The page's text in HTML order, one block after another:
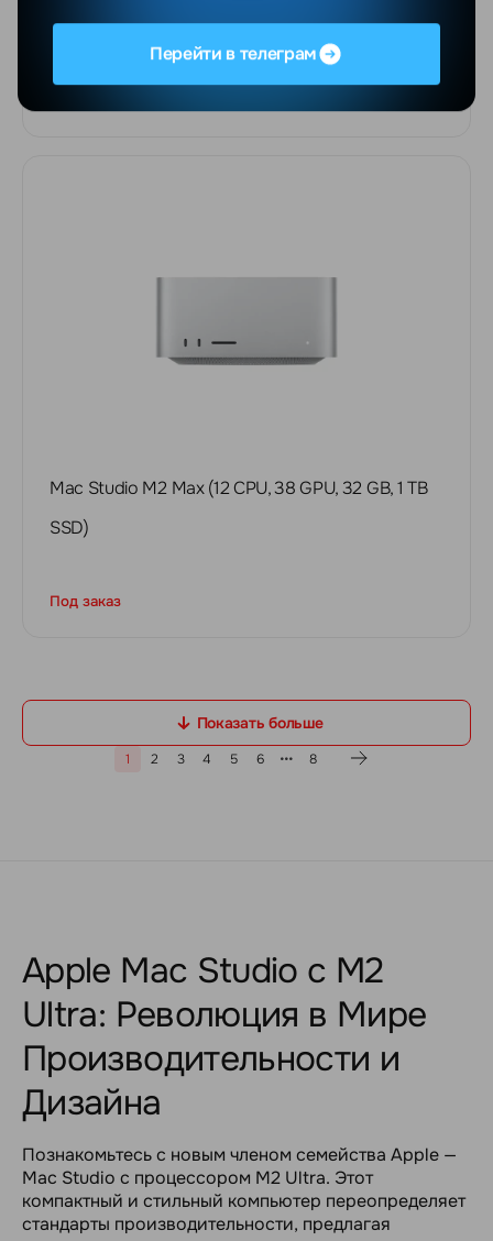
GB SSD)
Mac Studio M2 Max (12 CPU, 38 GPU, 32 GB, 1 TB
SSD)
Под заказ
1 2 3 4 5 6 8
Показать больше
Apple Mac Studio с M2
Ultra: Революция в Мире
Производительности и
Дизайна
Познакомьтесь с новым членом семейства Apple —
Mac Studio с процессором M2 Ultra. Этот
компактный и стильный компьютер переопределяет
стандарты производительности, предлагая
Перейти в телеграм